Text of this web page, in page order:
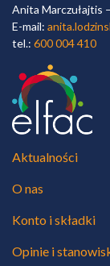
Anita Marczułajtis
E-mail:
tel.: 600 004 410
Aktualności
O nas
Konto i składki
Opinie i